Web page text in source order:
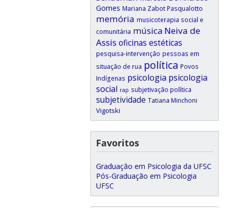
Gomes Mariana Zabot Pasqualotto
memória musicoterapia social e
comunitária música Neiva de
Assis oficinas estéticas
pesquisa-intervenção pessoas em
situação de rua política Povos
Indígenas psicologia psicologia
social rap subjetivação política
subjetividade Tatiana Minchoni
Vigotski
Favoritos
Graduação em Psicologia da UFSC
Pós-Graduação em Psicologia
UFSC